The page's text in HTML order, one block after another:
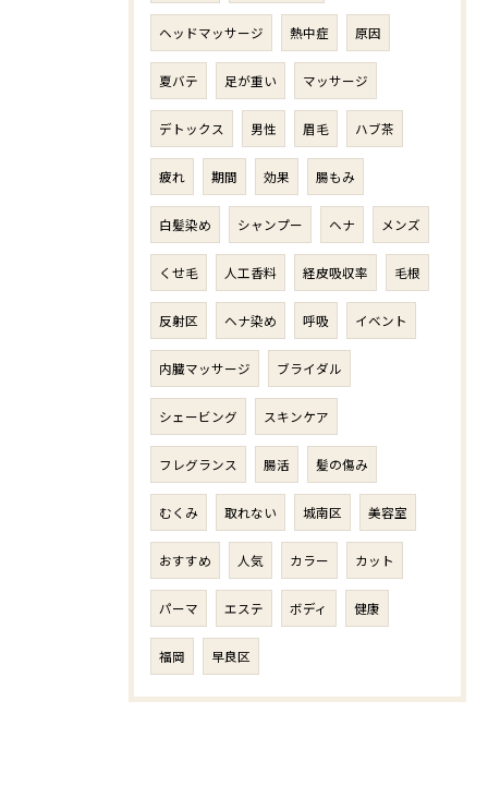
ヘッドマッサージ 熱中症 原因
夏バテ 足が重い マッサージ
デトックス 男性 眉毛 ハブ茶
疲れ 期間 効果 腸もみ
白髪染め シャンプー ヘナ メンズ
くせ毛 人工香料 経皮吸収率 毛根
反射区 ヘナ染め 呼吸 イベント
内臓マッサージ ブライダル
シェービング スキンケア
フレグランス 腸活 髪の傷み
むくみ 取れない 城南区 美容室
おすすめ 人気 カラー カット
パーマ エステ ボディ 健康
福岡 早良区